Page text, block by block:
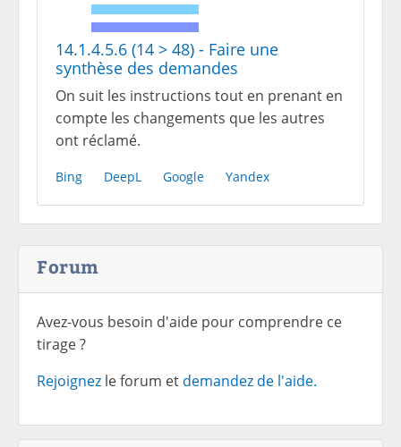
14.1.4.5.6 (14 > 48) - Faire une
synthèse des demandes
On suit les instructions tout en prenant en
compte les changements que les autres
ont réclamé.
Bing DeepL Google Yandex
Forum
Avez-vous besoin d'aide pour comprendre ce
tirage ?
Rejoignez le forum et demandez de l'aide.